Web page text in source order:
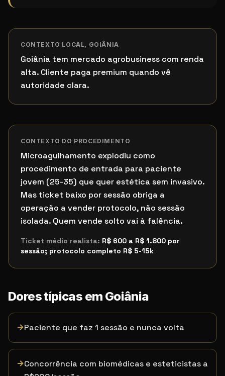
CONTEXTO LOCAL, GOIÂNIA
Goiânia tem mercado agrobusiness com renda
alta. Cliente paga premium quando vê
autoridade clara.
CONTEXTO DO PROCEDIMENTO
Microagulhamento explodiu como
procedimento de entrada para paciente
jovem (25-35) que quer estética sem invasivo.
Mas ticket baixo por sessão obriga a
operação a vender protocolo, não sessão
isolada. Quem vende solto vai à falência.
Ticket médio realista: R$ 600 a R$ 1.800 por
sessão; protocolo completo R$ 5-15k
Dores típicas em Goiânia
→Paciente que faz 1 sessão e nunca volta
→Concorrência com biomédicas e esteticistas a